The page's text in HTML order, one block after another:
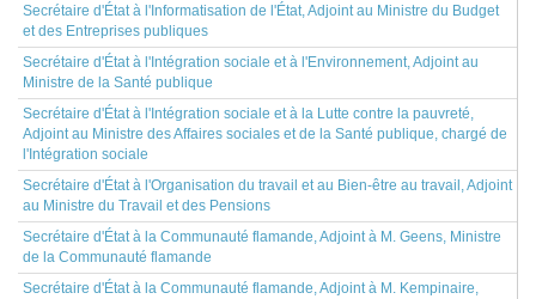
Secrétaire d'État à l'Informatisation de l'État, Adjoint au Ministre du Budget
et des Entreprises publiques
Secrétaire d'État à l'Intégration sociale et à l'Environnement, Adjoint au
Ministre de la Santé publique
Secrétaire d'État à l'Intégration sociale et à la Lutte contre la pauvreté,
Adjoint au Ministre des Affaires sociales et de la Santé publique, chargé de
l'Intégration sociale
Secrétaire d'État à l'Organisation du travail et au Bien-être au travail, Adjoint
au Ministre du Travail et des Pensions
Secrétaire d'État à la Communauté flamande, Adjoint à M. Geens, Ministre
de la Communauté flamande
Secrétaire d'État à la Communauté flamande, Adjoint à M. Kempinaire,